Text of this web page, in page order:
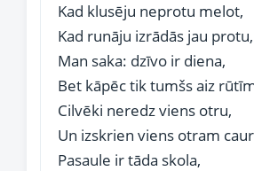
Kad klusēju neprotu melot,
Kad runāju izrādās jau protu,
Man saka: dzīvo ir diena,
Bet kāpēc tik tumšs aiz
Cilvēki neredz viens otru,
Un izskrien viens otram
Pasaule ir tāda skola,